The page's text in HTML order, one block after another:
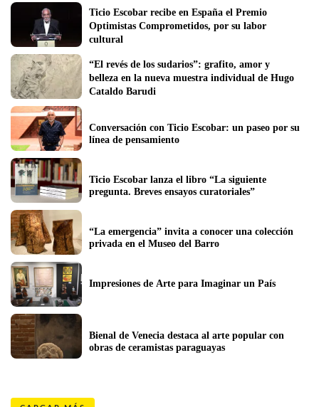
Ticio Escobar recibe en España el Premio
Optimistas Comprometidos, por su labor
cultural
“El revés de los sudarios”: grafito, amor y
belleza en la nueva muestra individual de Hugo
Cataldo Barudi
Conversación con Ticio Escobar: un paseo por su
línea de pensamiento
Ticio Escobar lanza el libro “La siguiente
pregunta. Breves ensayos curatoriales”
“La emergencia” invita a conocer una colección
privada en el Museo del Barro
Impresiones de Arte para Imaginar un País
Bienal de Venecia destaca al arte popular con
obras de ceramistas paraguayas